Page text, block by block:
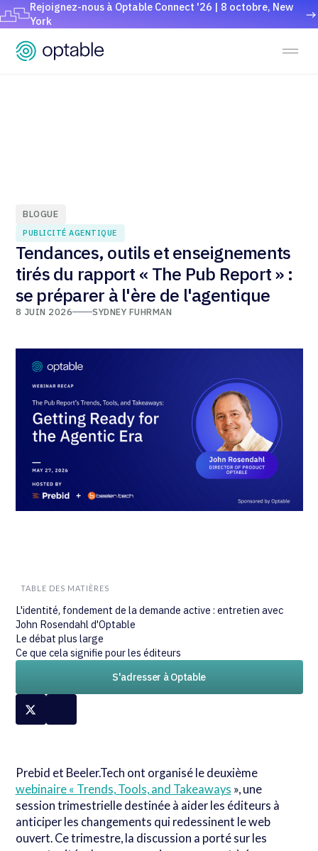
Rejoignez-nous à Optable Connect '26 | 8 octobre, New
York
BLOGUE
PUBLICITÉ AGENTIQUE
Tendances, outils et enseignements
tirés du rapport « The Pub Report » :
se préparer à l'ère de l'agentique
8 JUIN 2026 SYDNEY FUHRMAN
TABLE DES MATIÈRES
L'identité, fondement de la demande active : entretien avec
John Rosendahl d'Optable
Le débat plus large
Ce que cela signifie pour les éditeurs
S'adresser à Optable
Prebid et Beeler.Tech ont organisé le deuxième
webinaire « Trends, Tools, and Takeaways », une
session trimestrielle destinée à aider les éditeurs à
anticiper les changements qui redessinent le web
ouvert. Ce trimestre, la discussion a porté sur les